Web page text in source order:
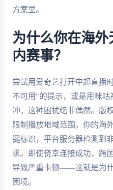
方案里。
为什么你在海外
内赛事？
尝试用爱奇艺打开中超直播
不可用"的提示，或是用咪
冲，这种困扰绝非偶然。版
限制播放地域范围。你的海
键标识，平台服务器检测到
求。即使侥幸连接成功，跨
导致严重卡顿——这就是为
困境。